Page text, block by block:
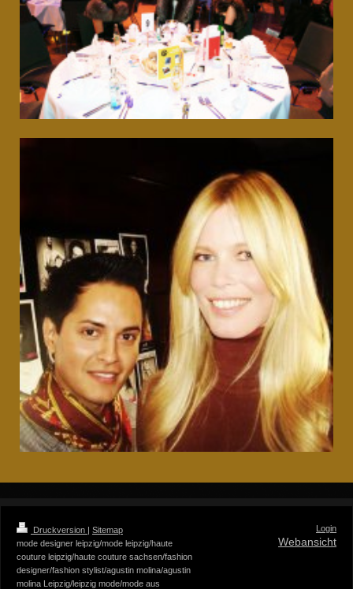
Druckversion | Sitemap
mode designer leipzig/mode leipzig/haute
couture leipzig/haute couture sachsen/fashion
designer/fashion stylist/agustin molina/agustin
molina Leipzig/leipzig mode/mode aus
Login
Webansicht